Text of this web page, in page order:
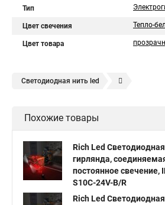
Тип
Цвет свечения Тепло-
Цвет товара
Светодиодная нить led
Уличная светодиодная нить
Светодиодная нить от батареек
Светодиодная нить уличная
Гирлянда светодиодная нить белая
Что такое светодиодная нить
Похожие товары
Rich Led Светодиодная
гирлянда,
постоянное свечение,
S10C-24V-B/R
Rich Led Светодиодная